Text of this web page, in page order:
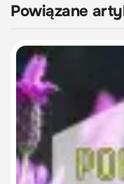
Powiązane